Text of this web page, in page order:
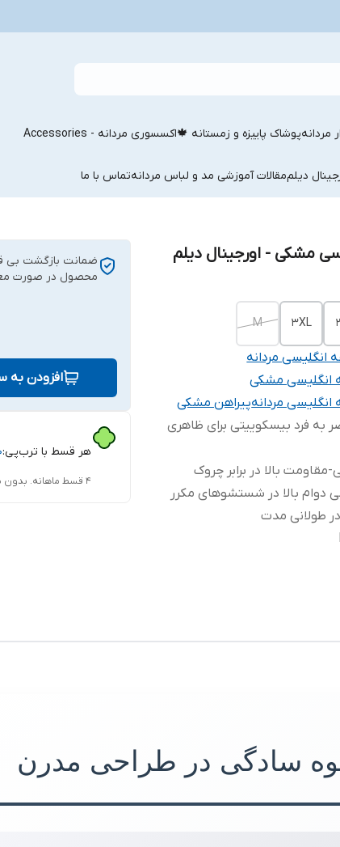
مردانهپوشاک پاییزه و زمستانه 🍁اکسسوری مردانه - Accessories
دیلممقالات آموزشی مد و لباس مردانهتماس با ما
مشکی - اورجینال دیلم
3XL
M
انگلیسی مردانه
انگلیسی مشکی
انگلیسی مردانهپیراهن مشکی
به فرد بیسکوییتی برای ظاهری
مقاومت بالا در برابر چروک
دوام بالا در شستشوهای مکرر
طولانی مدت
آب سرد
ضمانت بازگشت بی
محصول در صورت
افزودن به
هر قسط با ترب‌پی:
۴ قسط ماهانه. بدون سود، چک و ضامن.
سادگی در طراحی مدرن